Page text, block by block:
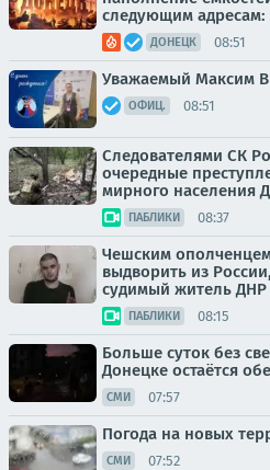
следующим адресам:
ДОНЕЦК 08:51
Уважаемый Максим
ОФИЦ. 08:51
Следователями СК
очередные
мирного населения
ПАБЛИКИ 08:37
Чешским
выдворить из
судимый житель ДНР
ПАБЛИКИ 08:15
Больше суток без
Донецке остаётся
СМИ 07:57
Погода на новых
СМИ 07:52